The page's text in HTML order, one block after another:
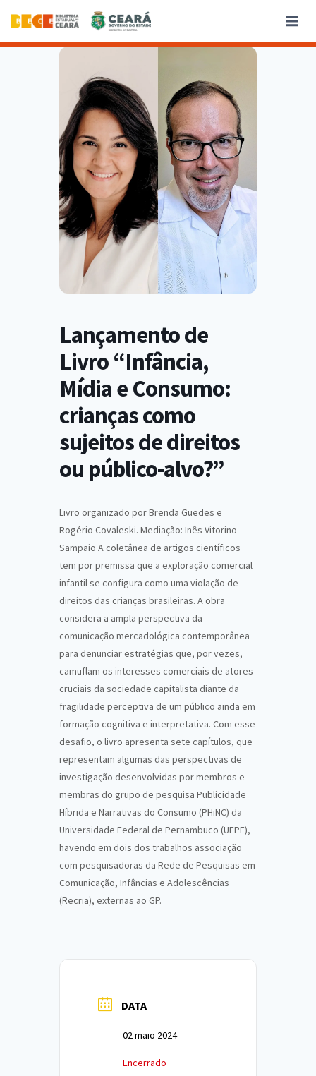
Lançamento de
Livro “Infância,
Mídia e Consumo:
crianças como
sujeitos de direitos
ou público-alvo?”
Livro organizado por Brenda Guedes e
Rogério Covaleski. Mediação: Inês Vitorino
Sampaio A coletânea de artigos científicos
tem por premissa que a exploração comercial
infantil se configura como uma violação de
direitos das crianças brasileiras. A obra
considera a ampla perspectiva da
comunicação mercadológica contemporânea
para denunciar estratégias que, por vezes,
camuflam os interesses comerciais de atores
cruciais da sociedade capitalista diante da
fragilidade perceptiva de um público ainda em
formação cognitiva e interpretativa. Com esse
desafio, o livro apresenta sete capítulos, que
representam algumas das perspectivas de
investigação desenvolvidas por membros e
membras do grupo de pesquisa Publicidade
Híbrida e Narrativas do Consumo (PHiNC) da
Universidade Federal de Pernambuco (UFPE),
havendo em dois dos trabalhos associação
com pesquisadoras da Rede de Pesquisas em
Comunicação, Infâncias e Adolescências
(Recria), externas ao GP.
DATA
02 maio 2024
Encerrado